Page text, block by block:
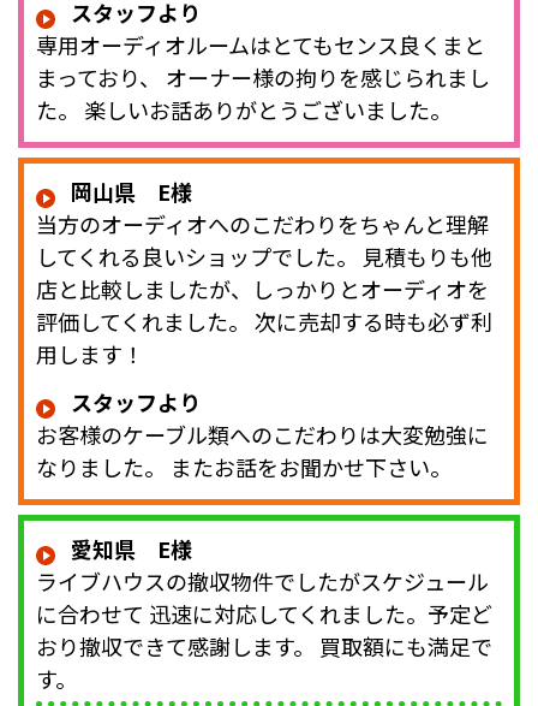
スタッフより
専用オーディオルームはとてもセンス良くまと
まっており、 オーナー様の拘りを感じられまし
た。 楽しいお話ありがとうございました。
岡山県 E様
当方のオーディオへのこだわりをちゃんと理解
してくれる良いショップでした。 見積もりも他
店と比較しましたが、しっかりとオーディオを
評価してくれました。 次に売却する時も必ず利
用します！
スタッフより
お客様のケーブル類へのこだわりは大変勉強に
なりました。 またお話をお聞かせ下さい。
愛知県 E様
ライブハウスの撤収物件でしたがスケジュール
に合わせて 迅速に対応してくれました。予定ど
おり撤収できて感謝します。 買取額にも満足で
す。